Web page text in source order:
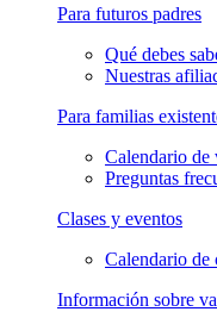
Para futuros padres
Qué debes
Nuestras
Para familias
Calendario de
Preguntas
Clases y eventos
Calendario de
Información sobre